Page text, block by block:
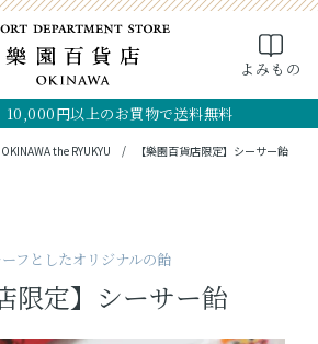
よみもの
10,000円以上のお買物で送料無料
検索
MY PAGE CART
OKINAWA the RYUKYU 【樂園百貨店限定】シーサー飴
フとしたオリジナルの飴
限定】シーサー飴